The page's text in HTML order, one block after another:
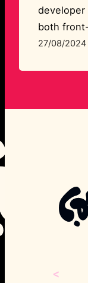
developer
both
in
27/08/2024
<